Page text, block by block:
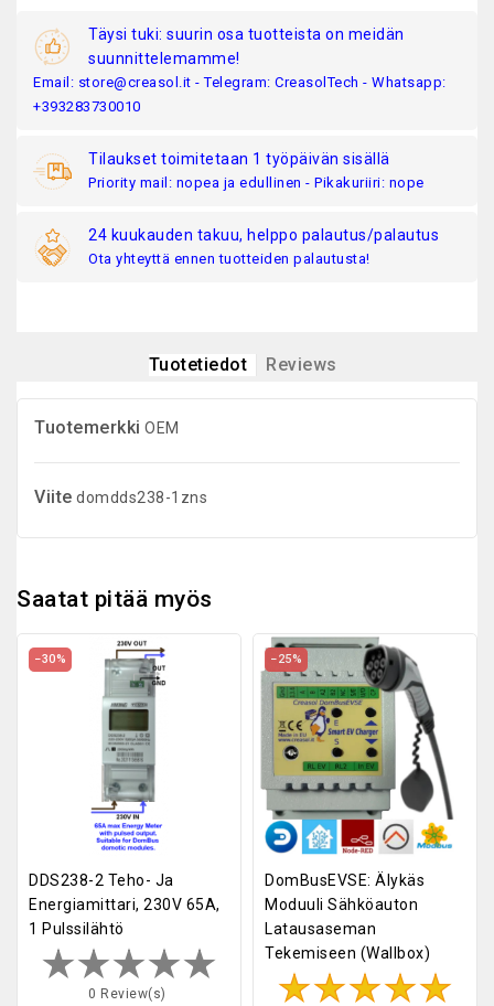
Täysi tuki: suurin osa tuotteista on meidän
suunnittelemamme!
Email: store@creasol.it - Telegram: CreasolTech - Whatsapp:
+393283730010
Tilaukset toimitetaan 1 työpäivän sisällä
Priority mail: nopea ja edullinen - Pikakuriiri: nope
24 kuukauden takuu, helppo palautus/palautus
Ota yhteyttä ennen tuotteiden palautusta!
Tuotetiedot Reviews
Tuotemerkki OEM
Viite domdds238-1zns
Saatat pitää myös
DDS238-2 Teho- Ja
Energiamittari, 230V 65A,
1 Pulssilähtö
0 Review(s)
−30%
DomBusEVSE: Älykäs
Moduuli Sähköauton
Latausaseman
Tekemiseen (wallbox)
−25%